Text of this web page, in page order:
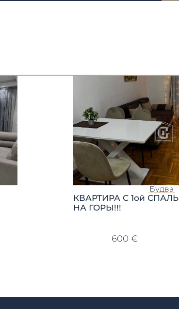
Будва
КВАРТИРА С 1ой
НА ГОРЫ!!!
600 €